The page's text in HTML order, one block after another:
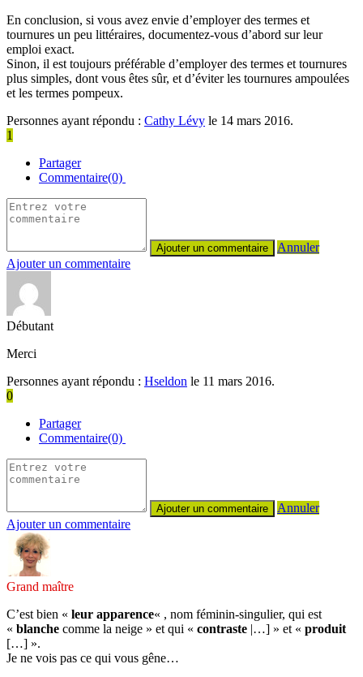
En conclusion, si vous avez envie d’employer des termes et
tournures un peu littéraires, documentez-vous d’abord sur leur
emploi exact.
Sinon, il est toujours préférable d’employer des termes et tournures
plus simples, dont vous êtes sûr, et d’éviter les tournures ampoulées
et les termes pompeux.
Personnes ayant répondu : Cathy Lévy le 14 mars 2016.
1
Partager
Commentaire(0)
Annuler
Ajouter un commentaire
Débutant
Merci
Personnes ayant répondu : Hseldon le 11 mars 2016.
0
Partager
Commentaire(0)
Annuler
Ajouter un commentaire
Grand maître
C’est bien « leur apparence« , nom féminin-singulier, qui est
« blanche comme la neige » et qui « contraste |…] » et « produit
[…] ».
Je ne vois pas ce qui vous gêne…